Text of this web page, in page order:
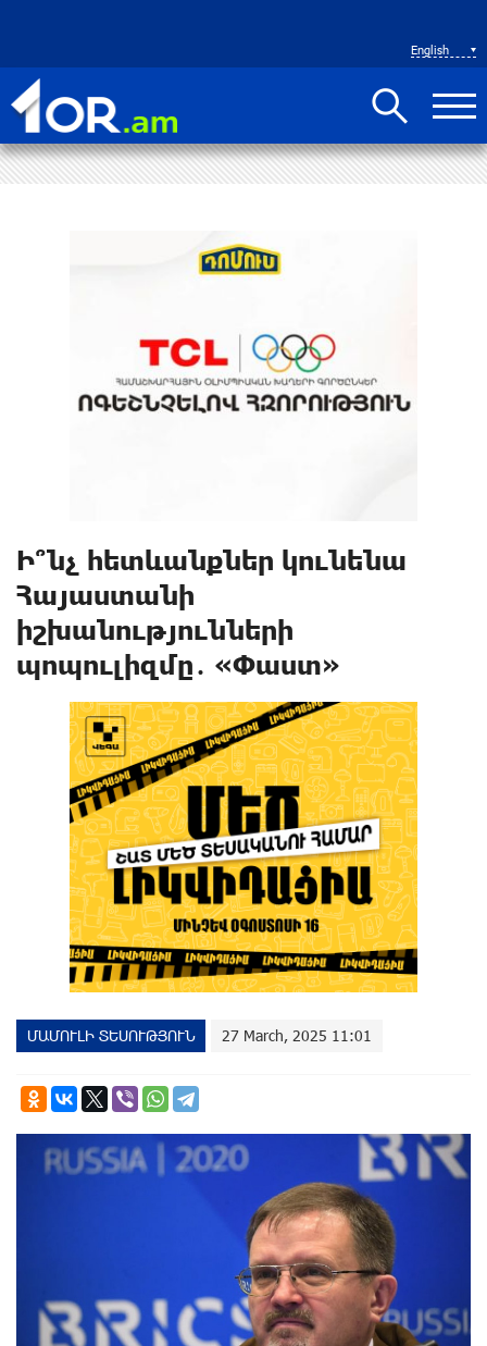
English
Ի՞նչ հետևանքներ կունենա
Հայաստանի
իշխանությունների
պոպուլիզմը․ «Փաստ»
ՄԱՄՈՒԼԻ ՏԵՍՈՒԹՅՈՒՆ 27 March, 2025 11:01